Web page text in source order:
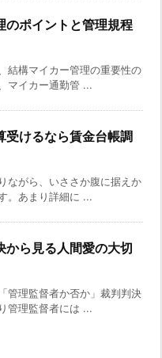
のポイントと管理規程
結構マイカー管理の重要性の
マイカー通勤管 ...
受けるなら賃金台帳調
ながら、いささか腹に据えか
。あまり詳細に ...
から見る人間愛の大切
管理監督者か否か」裁判判決
管理監督者には ...